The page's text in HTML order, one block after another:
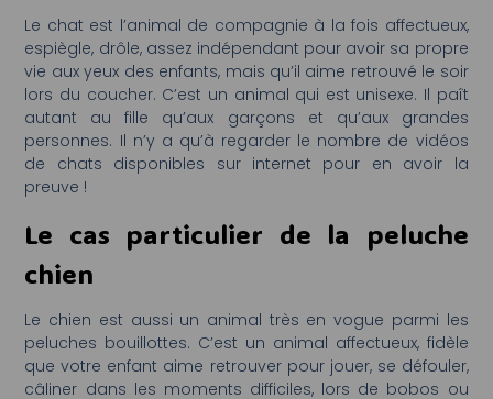
Le chat est l’animal de compagnie à la fois affectueux,
espiègle, drôle, assez indépendant pour avoir sa propre
vie aux yeux des enfants, mais qu’il aime retrouvé le soir
lors du coucher. C’est un animal qui est unisexe. Il paît
autant au fille qu’aux garçons et qu’aux grandes
personnes. Il n’y a qu’à regarder le nombre de vidéos
de chats disponibles sur internet pour en avoir la
preuve !
Le cas particulier de la peluche
chien
Le chien est aussi un animal très en vogue parmi les
peluches bouillottes. C’est un animal affectueux, fidèle
que votre enfant aime retrouver pour jouer, se défouler,
câliner dans les moments difficiles, lors de bobos ou